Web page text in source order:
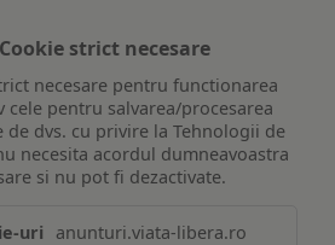
strict necesare
necesare pentru functionarea
pentru salvarea/procesarea
dvs. cu privire la Tehnologii de
necesita acordul dumneavoastra
si nu pot fi dezactivate.
anunturi.viata-libera.ro